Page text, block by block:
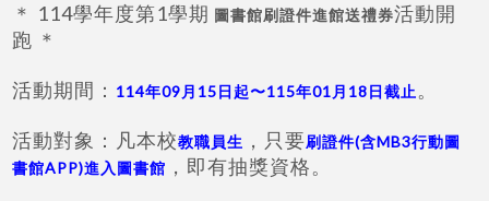
＊ 114學年度第1學期 圖書館刷證件進館送禮券活動開
跑 ＊
活動期間： 114年09月15日起〜115年01月18日截止 。
活動對象：凡本校教職員生 ，只要刷證件(含MB3行動圖
書館APP)進入圖書館 ，即有抽獎資格。